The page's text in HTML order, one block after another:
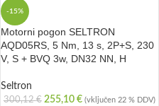
-15%
Motorni pogon SELTRON
AQD05RS, 5 Nm, 13 s, 2P+S, 230
V, S + BVQ 3w, DN32 NN, H
Seltron
300,12€ 255,10 € (vključen 22 % DDV)